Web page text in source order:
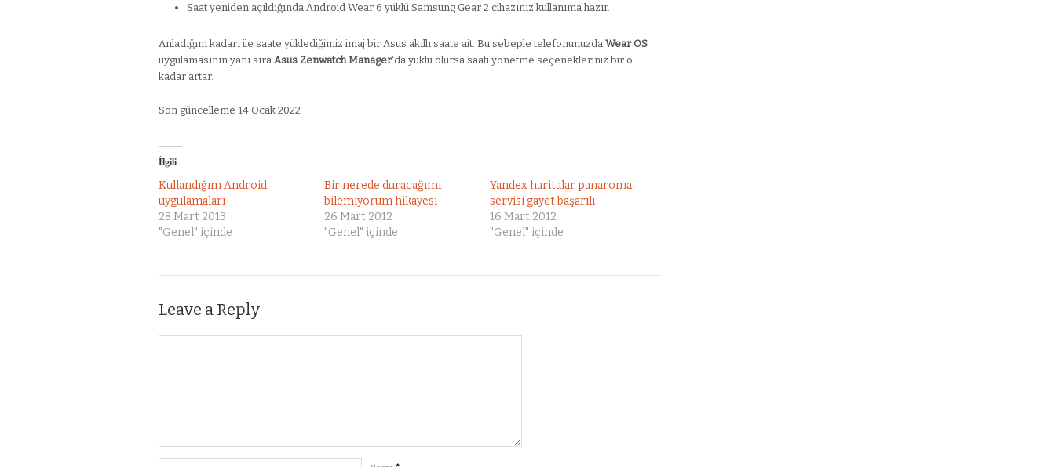
Saat yeniden açıldığında Android Wear 6 yüklü Samsung Gear 2 cihazınız kullanıma hazır.
Anladığım kadarı ile saate yüklediğimiz imaj bir Asus akıllı saate ait. Bu sebeple telefonunuzda Wear OS
uygulamasının yanı sıra Asus Zenwatch Manager‘da yüklü olursa saati yönetme seçenekleriniz bir o
kadar artar.
Son güncelleme 14 Ocak 2022
İlgili
Kullandığım Android
uygulamaları
28 Mart 2013
"Genel" içinde
Bir nerede duracağımı
bilemiyorum hikayesi
26 Mart 2012
"Genel" içinde
Yandex haritalar panaroma
servisi gayet başarılı
16 Mart 2012
"Genel" içinde
Leave a Reply